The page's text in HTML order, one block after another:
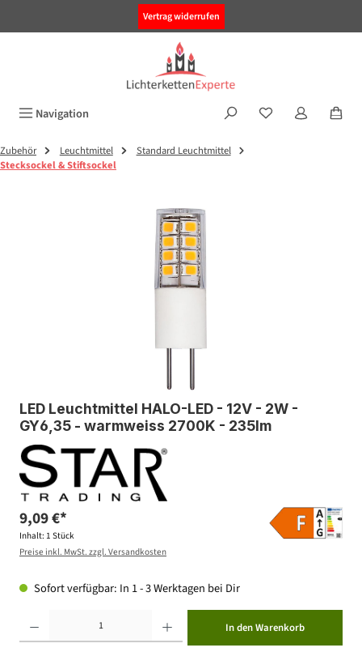
Vertrag widerrufen
Navigation
Zubehör Leuchtmittel
Standard Leuchtmittel
Stecksockel & Stiftsockel
LED Leuchtmittel HALO-LED - 12V - 2W -
GY6,35 - warmweiss 2700K - 235lm
9,09 €*
Inhalt: 1 Stück
Preise inkl. MwSt. zzgl. Versandkosten
Sofort verfügbar: In 1 - 3 Werktagen bei Dir
In den Warenkorb